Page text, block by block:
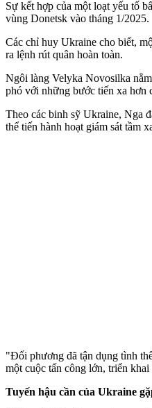
Sự kết hợp của một loạt yếu tố
vùng Donetsk vào tháng 1/2025.
Các chỉ huy Ukraine cho biết,
ra lệnh rút quân hoàn toàn.
Ngôi làng Velyka Novosilka
phó với những bước tiến xa hơn
Theo các binh sỹ Ukraine, Nga
thể tiến hành hoạt giám sát tầm
"Đối phương đã tận dụng tình
một cuộc tấn công lớn, triển
Tuyến hậu cần của Ukraine